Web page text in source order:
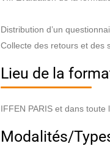
Distribution d’un
Collecte des retours et des
Lieu de la
IFFEN PARIS et dans toute
Modalités/